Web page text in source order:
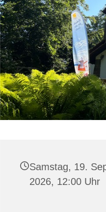
Samstag, 19.
2026, 12:00 Uhr